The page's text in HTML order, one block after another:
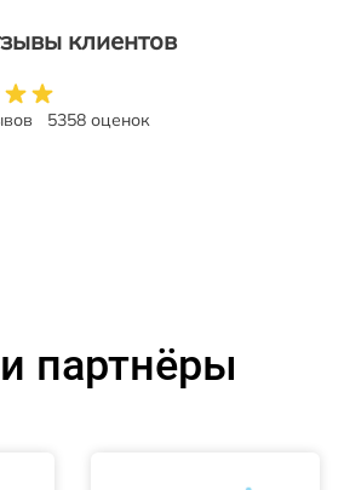
клиентов
5358 оценок
партнёры